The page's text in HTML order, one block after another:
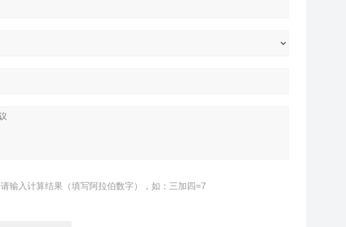
请输入计算结果（填写阿拉伯数字），如：三加四=7